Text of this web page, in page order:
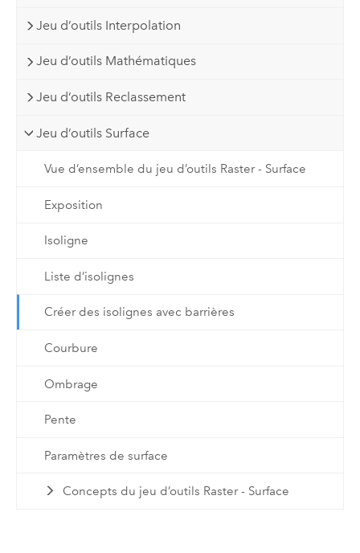
Jeu d’outils Interpolation
Jeu d’outils Mathématiques
Jeu d’outils Reclassement
Jeu d’outils Surface
Vue d’ensemble du jeu d’outils Raster - Surface
Exposition
Isoligne
Liste d’isolignes
Créer des isolignes avec barrières
Courbure
Ombrage
Pente
Paramètres de surface
Concepts du jeu d’outils Raster - Surface